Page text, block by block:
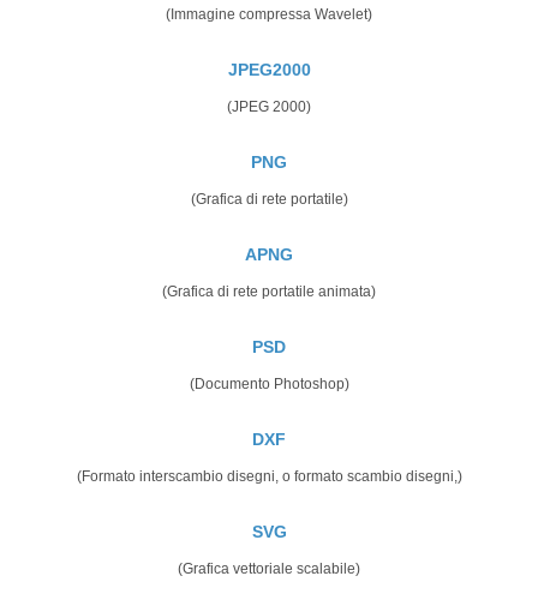
(Immagine compressa Wavelet)
JPEG2000
(JPEG 2000)
PNG
(Grafica di rete portatile)
APNG
(Grafica di rete portatile animata)
PSD
(Documento Photoshop)
DXF
(Formato interscambio disegni, o formato scambio disegni,)
SVG
(Grafica vettoriale scalabile)